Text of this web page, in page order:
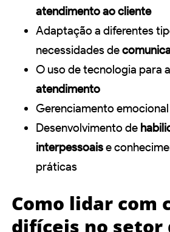
atendimento ao cliente
Adaptação a diferentes
necessidades de
O uso de tecnologia para
atendimento
Gerenciamento
Desenvolvimento de
interpessoaise
práticas
Como lidar com
difíceis no setor